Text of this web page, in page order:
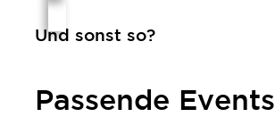
Und sonst so?
Passende Events